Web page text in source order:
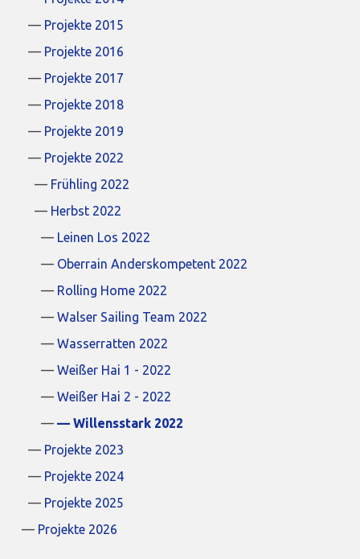
Projekte 2015
Projekte 2016
Projekte 2017
Projekte 2018
Projekte 2019
Projekte 2022
Frühling 2022
Herbst 2022
Leinen Los 2022
Oberrain Anderskompetent 2022
Rolling Home 2022
Walser Sailing Team 2022
Wasserratten 2022
Weißer Hai 1 - 2022
Weißer Hai 2 - 2022
Willensstark 2022
Projekte 2023
Projekte 2024
Projekte 2025
Projekte 2026